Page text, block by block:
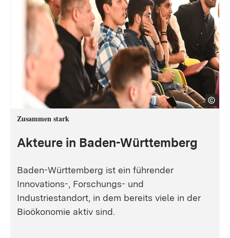
Zusammen stark
Akteure in Baden-Württemberg
Baden-Württemberg ist ein führender
Innovations-, Forschungs- und
Industriestandort, in dem bereits viele in der
Bioökonomie aktiv sind.